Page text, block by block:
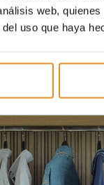
web,
uso que haya